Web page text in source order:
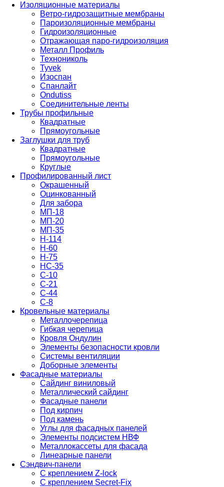
Изоляционные материалы
Ветро-гидрозащитные мембраны
Пароизоляционные мембраны
Гидроизоляционные
Отражающая паро-гидроизоляция
Металл Профиль
Технониколь
Tyvek
Изоспан
Спанлайт
Ondutiss
Соединительные ленты
Трубы профильные
Квадратные
Прямоугольные
Заглушки для труб
Квадратные
Прямоугольные
Круглые
Профилированный лист
Окрашенный
Оцинкованный
Для забора
МП-18
МП-20
МП-35
Н-114
Н-60
Н-75
НС-35
С-10
С-21
С-44
С-8
Кровельные материалы
Металлочерепица
Гибкая черепица
Кровля Ондулин
Элементы безопасности кровли
Системы вентиляции
Доборные элементы
Фасадные материалы
Сайдинг виниловый
Металлический сайдинг
Фасадные панели
Под кирпич
Под камень
Углы для фасадных панелей
Элементы подсистем НВФ
Металлокассеты для фасада
Линеарные панели
Сэндвич-панели
С креплением Z-lock
С креплением Secret-Fix